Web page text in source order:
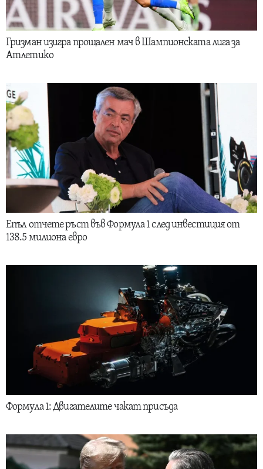
Гризман изигра прощален мач в Шампионската лига за
Атлетико
Епъл отчете ръст във Формула 1 след инвестиция от
138.5 милиона евро
Формула 1: Двигателите чакат присъда